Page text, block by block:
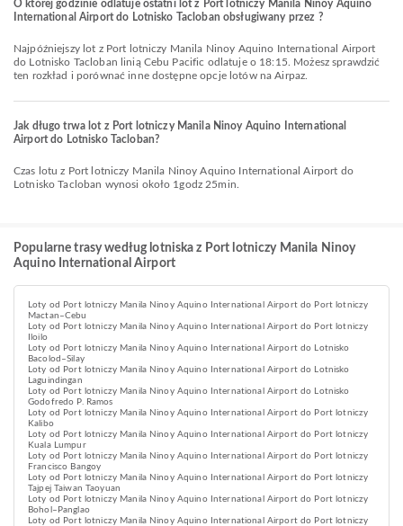
O której godzinie odlatuje ostatni lot z Port lotniczy Manila Ninoy Aquino
International Airport do Lotnisko Tacloban obsługiwany przez ?
Najpóźniejszy lot z Port lotniczy Manila Ninoy Aquino International Airport
do Lotnisko Tacloban linią Cebu Pacific odlatuje o 18:15. Możesz sprawdzić
ten rozkład i porównać inne dostępne opcje lotów na Airpaz.
Jak długo trwa lot z Port lotniczy Manila Ninoy Aquino International
Airport do Lotnisko Tacloban?
Czas lotu z Port lotniczy Manila Ninoy Aquino International Airport do
Lotnisko Tacloban wynosi około 1godz 25min.
Popularne trasy według lotniska z Port lotniczy Manila Ninoy
Aquino International Airport
Loty od Port lotniczy Manila Ninoy Aquino International Airport do Port lotniczy
Mactan–Cebu
Loty od Port lotniczy Manila Ninoy Aquino International Airport do Port lotniczy
Iloilo
Loty od Port lotniczy Manila Ninoy Aquino International Airport do Lotnisko
Bacolod–Silay
Loty od Port lotniczy Manila Ninoy Aquino International Airport do Lotnisko
Laguindingan
Loty od Port lotniczy Manila Ninoy Aquino International Airport do Lotnisko
Godofredo P. Ramos
Loty od Port lotniczy Manila Ninoy Aquino International Airport do Port lotniczy
Kalibo
Loty od Port lotniczy Manila Ninoy Aquino International Airport do Port lotniczy
Kuala Lumpur
Loty od Port lotniczy Manila Ninoy Aquino International Airport do Port lotniczy
Francisco Bangoy
Loty od Port lotniczy Manila Ninoy Aquino International Airport do Port lotniczy
Tajpej Taiwan Taoyuan
Loty od Port lotniczy Manila Ninoy Aquino International Airport do Port lotniczy
Bohol–Panglao
Loty od Port lotniczy Manila Ninoy Aquino International Airport do Port lotniczy